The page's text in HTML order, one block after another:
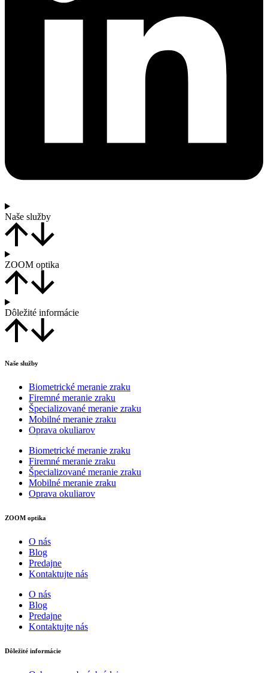
Naše služby
ZOOM optika
Dôležité informácie
Naše služby
Biometrické meranie zraku
Firemné meranie zraku
Špecializované meranie zraku
Mobilné meranie zraku
Oprava okuliarov
Biometrické meranie zraku
Firemné meranie zraku
Špecializované meranie zraku
Mobilné meranie zraku
Oprava okuliarov
ZOOM optika
O nás
Blog
Predajne
Kontaktujte nás
O nás
Blog
Predajne
Kontaktujte nás
Dôležité informácie